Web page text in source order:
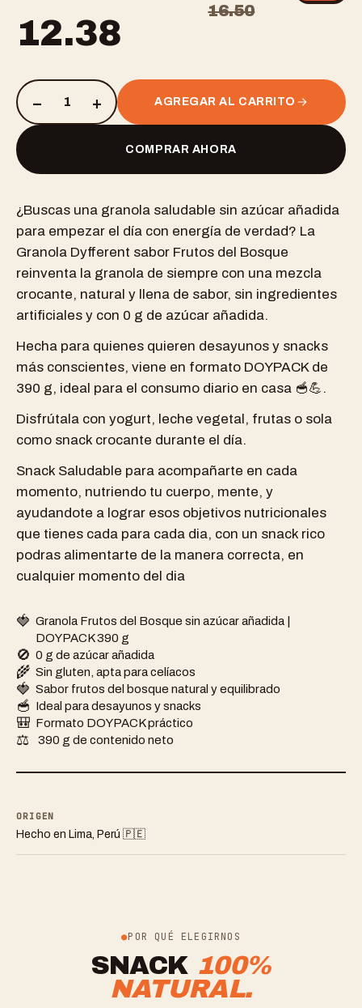
12.38
16.50
– 1 + AGREGAR AL CARRITO
COMPRAR AHORA
¿Buscas una granola saludable sin azúcar añadida
para empezar el día con energía de verdad? La
Granola Dyfferent sabor Frutos del Bosque
reinventa la granola de siempre con una mezcla
crocante, natural y llena de sabor, sin ingredientes
artificiales y con 0 g de azúcar añadida.
Hecha para quienes quieren desayunos y snacks
más conscientes, viene en formato DOYPACK de
390 g, ideal para el consumo diario en casa 🥣💪.
Disfrútala con yogurt, leche vegetal, frutas o sola
como snack crocante durante el día.
Snack Saludable para acompañarte en cada
momento, nutriendo tu cuerpo, mente, y
ayudandote a lograr esos objetivos nutricionales
que tienes cada para cada dia, con un snack rico
podras alimentarte de la manera correcta, en
cualquier momento del dia
🍓 Granola Frutos del Bosque sin azúcar añadida |
DOYPACK 390 g
🚫 0 g de azúcar añadida
🌾 Sin gluten, apta para celíacos
🍓 Sabor frutos del bosque natural y equilibrado
🥣 Ideal para desayunos y snacks
🎒 Formato DOYPACK práctico
⚖ ️ 390 g de contenido neto
ORIGEN
Hecho en Lima, Perú 🇵🇪
POR QUÉ ELEGIRNOS
SNACK 100%
NATURAL.